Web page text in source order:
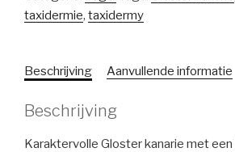
stolp,
aantal
taxidermie, taxidermy
Beschrijving Aanvullende informatie
Beschrijving
Karaktervolle Gloster kanarie met